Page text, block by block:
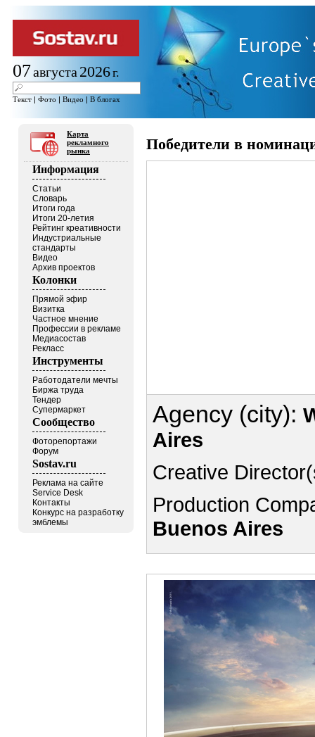
07августа 2026г.
Текст | Фото | Видео | В блогах
Карта
рекламного
рынка
Информация
Статьи
Словарь
Итоги года
Итоги 20-летия
Рейтинг креативности
Индустриальные
стандарты
Видео
Архив проектов
Колонки
Прямой эфир
Визитка
Частное мнение
Профессии в рекламе
Медиасостав
Рекласс
Инструменты
Работодатели мечты
Биржа труда
Тендер
Супермаркет
Сообщество
Фоторепортажи
Форум
Sostav.ru
Реклама на сайте
Service Desk
Контакты
Конкурс на разработку
эмблемы
Победители в
Agency (city):
Aires
Creative
Production
Buenos Aires